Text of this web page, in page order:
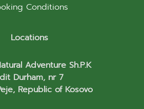
Conditions
Locations
Adventure Sh.P.K
Durham, nr 7
Republic of Kosovo